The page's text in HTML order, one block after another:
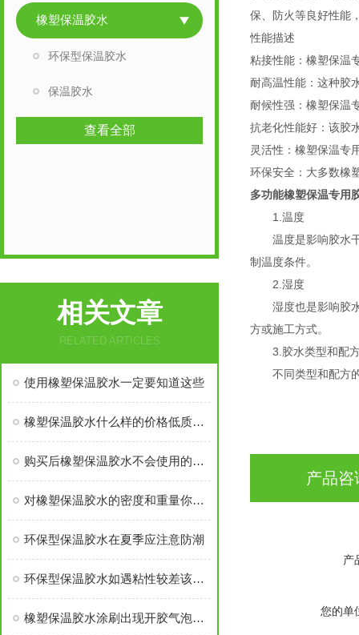
橡塑保温胶水
环保型保温胶水
保温胶水
查看全部
相关文章
RELATED ARTICLES
使用橡塑保温胶水一定要知道这些
橡塑保温胶水什么样的价格低质量好，怎样辨别
购买后橡塑保温胶水不会使用的，快来看看这篇
对橡塑保温胶水的密度和重量你知道多少？
环保型保温胶水在夏季应注意防潮
环保型保温胶水如遇粘性较差该怎么办？
橡塑保温胶水涂刷出现开胶气泡现象的因素
保、防火等良好性能
性能描述
粘接性能：橡塑保温
耐高温性能：这种胶
耐候性强：橡塑保温
抗老化性能好：该胶
灵活性：橡塑保温专
环保安全：大多数橡
多功能橡塑保温专用
1.温度
温度是影响胶水干
制温度条件。
2.湿度
湿度也是影响胶水
方或施工方式。
3.胶水类型和配
不同类型和配方的
产品咨
产
您的单